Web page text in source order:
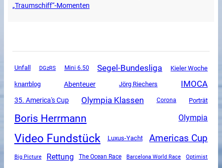
„Traumschiff“-Momenten
Unfall DGzRS Mini 6.50 Segel-Bundesliga Kieler Woche
knarrblog Abenteuer Jörg Riechers IMOCA
35. America's Cup Olympia Klassen Corona Porträt
Boris Herrmann Olympia
Video Fundstück Luxus-Yacht Americas Cup
Big Picture Rettung The Ocean Race Barcelona World Race Optimist